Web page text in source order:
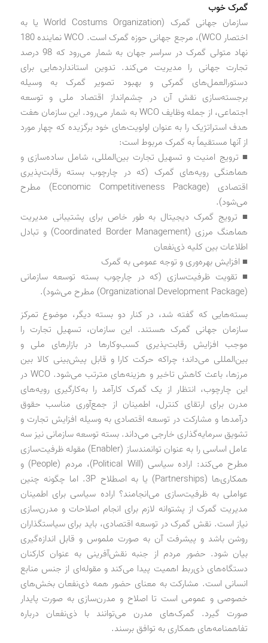
گمرک خوب
سازمان جهانی گمرک (World Costums Organization یا به
اختصار WCO)، مرجع جهانی حوزه گمرک است. WCO نماینده 180
نهاد متولی گمرک در سراسر جهان به شمار می‌رود که 98 درصد
تجارت جهانی را مدیریت می‌کند. تدوین استانداردهایی برای
دستورالعمل‌های گمرکی و بهبود تصویر گمرک به وسیله
برجسته‌سازی نقش آن در چشم‌انداز اقتصاد ملی و توسعه
اجتماعی، از جمله وظایف WCO به شمار می‌رود. این سازمان هفت
هدف استراتژیک را به عنوان اولویت‌های خود برگزیده که چهار مورد
از آنها مستقیماً به گمرک مربوط است:
■ ترویج امنیت و تسهیل تجارت بین‌المللی، شامل ساده‌سازی و
هماهنگی رویه‌های گمرک (که در چارچوب بسته رقابت‌پذیری
اقتصادی (Economic Competitiveness Package) مطرح
می‌شود).
■ ترویج گمرک دیجیتال به طور خاص برای پشتیبانی مدیریت
هماهنگ مرزی (Coordinated Border Management) و تبادل
اطلاعات بین کلیه ذی‌نفعان
■ افزایش بهره‌وری و توجه عمومی به گمرک
■ تقویت ظرفیت‌سازی (که در چارچوب بسته توسعه سازمانی
(Organizational Development Package) مطرح می‌شود).
بسته‌هایی که گفته شد، در کنار دو بسته دیگر، موضوع تمرکز
سازمان جهانی گمرک هستند. این سازمان، تسهیل تجارت را
موجب افزایش رقابت‌پذیری کسب‌وکارها در بازارهای ملی و
بین‌المللی می‌داند؛ چراکه حرکت کارا و قابل پیش‌بینی کالا بین
مرزها، باعث کاهش تاخیر و هزینه‌های مترتب می‌شود. WCO در
این چارچوب، انتظار از یک گمرک کارآمد را به‌کارگیری رویه‌های
مدرن برای ارتقای کنترل، اطمینان از جمع‌آوری مناسب حقوق
درآمدها و مشارکت در توسعه اقتصادی به وسیله افزایش تجارت و
تشویق سرمایه‌گذاری خارجی می‌داند. بسته توسعه سازمانی نیز سه
عامل اساسی را به عنوان توانمندساز (Enabler) مقوله ظرفیت‌سازی
مطرح می‌کند: اراده سیاسی (Political Will)، مردم (People) و
همکاری‌ها (Partnerships) یا به اصطلاح 3P. اما چگونه چنین
عواملی به ظرفیت‌سازی می‌انجامند؟ اراده سیاسی برای اطمینان
مدیریت گمرک از پشتوانه لازم برای انجام اصلاحات و مدرن‌سازی
نیاز است. نقش گمرک در توسعه اقتصادی، باید برای سیاستگذاران
روشن باشد و پیشرفت آن به صورت ملموس و قابل اندازه‌گیری
بیان شود. حضور مردم از جنبه نقش‌آفرینی به عنوان کارکنان
دستگاه‌های ذی‌ربط اهمیت پیدا می‌کند و مقوله‌ای از جنس منابع
انسانی است. مشارکت به معنای حضور همه ذی‌نفعان بخش‌های
خصوصی و عمومی است تا اصلاح و مدرن‌سازی به صورت پایدار
صورت گیرد. گمرک‌های مدرن می‌توانند با ذی‌نفعان درباره
تفاهمنامه‌های همکاری به توافق برسند.